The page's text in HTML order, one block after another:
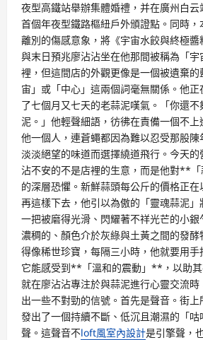
夜型高鐵站舉辦集體婚禮，并在廣州白云
首個年夜型鐵路樞紐戶外頒證點。同時
離別的傷感意象，將《宇宙水餃與終極
與末日預兆廖沾沾坐在他那間被稱為「
裡，但這間店的外觀更像是一個被遺棄
宙」或「中心」這兩個詞毫無關係。他
了七個月又七天的老蒜泥嘆氣。「你還
泥。」他輕聲細語，彷彿在責備一個不
他一個人，連蒼蠅都因為難以忍受那股
淡淡絕望的味道而選擇繞道飛行。今天
沾不安的不是店裡的生意，而是他對**
的深層恐懼。新鮮蒜頭每公斤的價格正
再這樣下去，他引以為傲的「靈魂蒜泥
一把被磨得光滑、閃耀著不祥光芒的小
濃稠的、顏色介於灰綠與土黃之間的發
得像稀世珍寶，每隔三小時，他就要用
它能感受到**「溫和的震動」**，以助其
就在廖沾沾專注於與蒜泥進行心靈交流
出一些不對勁的信號。首先是聲音。街
發出了一個持續不斷、低沉且潮濕的「
聲。這聲音不loft風室內設計是引擎聲，